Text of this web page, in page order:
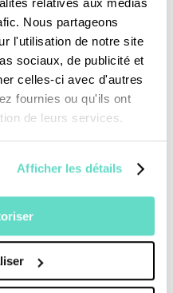
relatives aux médias
Nous partageons
l'utilisation de notre site
sociaux, de publicité et
celles-ci avec d'autres
fournies ou qu'ils ont
de leurs services.
Afficher les détails
ordinaire
appréhendons
de ce
Plus qu’un film, une
télévisions